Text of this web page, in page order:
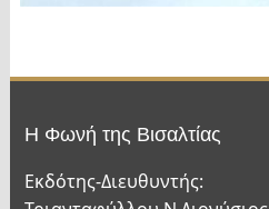
Η Φωνή της Βισαλτίας
Εκδότης-Διευθυντής: